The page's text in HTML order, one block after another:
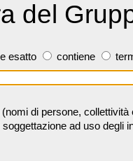
del
esatto contiene
di persone,
ad uso degli